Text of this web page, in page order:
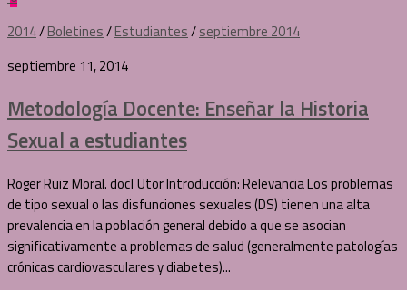
2014/Boletines/Estudiantes/septiembre 2014
septiembre 11, 2014
Metodología Docente: Enseñar la Historia
Sexual a estudiantes
Roger Ruiz Moral. docTUtor Introducción: Relevancia Los problemas
de tipo sexual o las disfunciones sexuales (DS) tienen una alta
prevalencia en la población general debido a que se asocian
significativamente a problemas de salud (generalmente patologías
crónicas cardiovasculares y diabetes)...